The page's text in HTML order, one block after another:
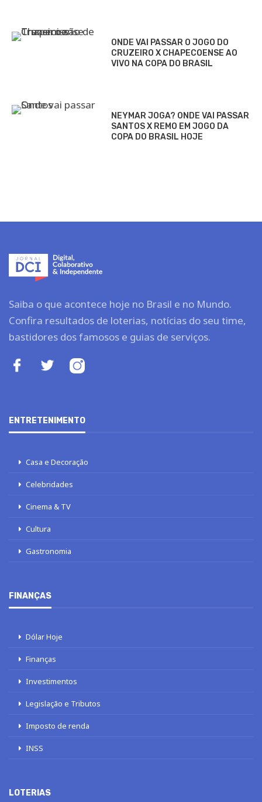
ONDE VAI PASSAR O JOGO DO
CRUZEIRO X CHAPECOENSE AO
VIVO NA COPA DO BRASIL
NEYMAR JOGA? ONDE VAI PASSAR
SANTOS X REMO EM JOGO DA
COPA DO BRASIL HOJE
Saiba o que acontece hoje no Brasil e no Mundo.
Confira resultados de loterias, notícias do seu time,
bastidores dos famosos e guias de serviços.
ENTRETENIMENTO
Casa e Decoração
Celebridades
Cinema & TV
Cultura
Gastronomia
FINANÇAS
Dólar Hoje
Finanças
Investimentos
Legislação e Tributos
Imposto de renda
INSS
LOTERIAS